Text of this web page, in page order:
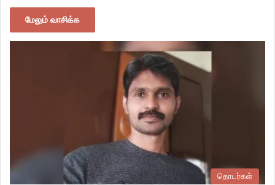
மேலும் வாசிக்க
தொடர்கள்